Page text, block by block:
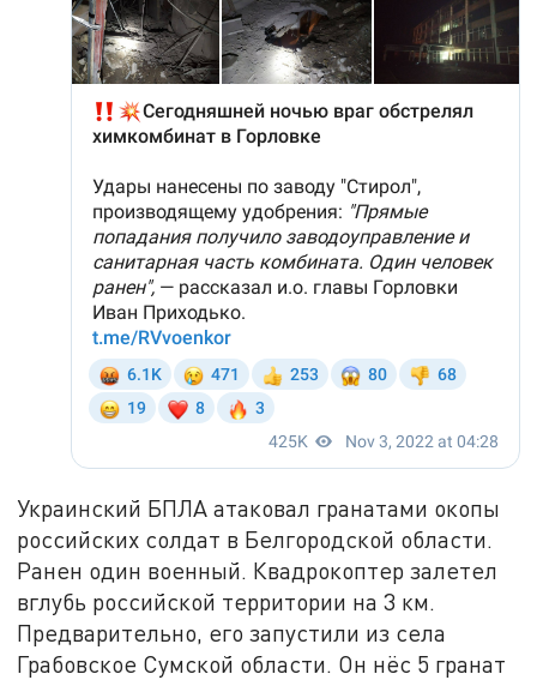
Украинский БПЛА атаковал гранатами окопы
российских солдат в Белгородской области.
Ранен один военный. Квадрокоптер залетел
вглубь российской территории на 3 км.
Предварительно, его запустили из села
Грабовское Сумской области. Он нёс 5 гранат